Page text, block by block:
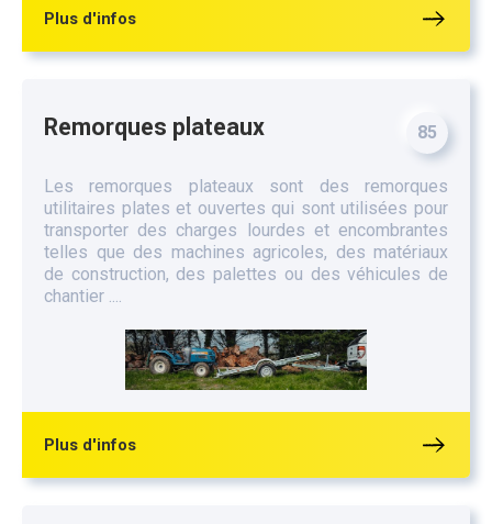
Plus d'infos
Remorques plateaux 85
Les remorques plateaux sont des remorques
utilitaires plates et ouvertes qui sont utilisées pour
transporter des charges lourdes et encombrantes
telles que des machines agricoles, des matériaux
de construction, des palettes ou des véhicules de
chantier ....
Plus d'infos